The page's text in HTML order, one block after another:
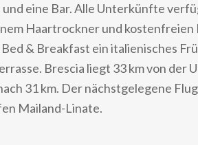
eine Bar. Alle Unterkünfte
Haartrockner und
& Breakfast ein italienisches
Brescia liegt 33 km von
31 km. Der nächstgelegene
Mailand-Linate.